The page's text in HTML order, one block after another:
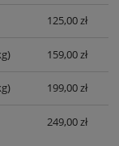
125,00 zł
159,00 zł
199,00 zł
249,00 zł